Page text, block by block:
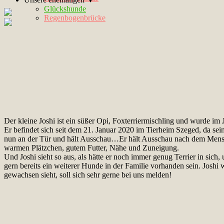
Glückshunde
Regenbogenbrücke
Der kleine Joshi ist ein süßer Opi, Foxterriermischling und wurde im
Er befindet sich seit dem 21. Januar 2020 im Tierheim Szeged, da
nun an der Tür und hält Ausschau…Er hält Ausschau nach dem
warmen Plätzchen, gutem Futter, Nähe und Zuneigung.
Und Joshi sieht so aus, als hätte er noch immer genug Terrier in
gern bereits ein weiterer Hunde in der Familie vorhanden sein.
gewachsen sieht, soll sich sehr gerne bei uns melden!